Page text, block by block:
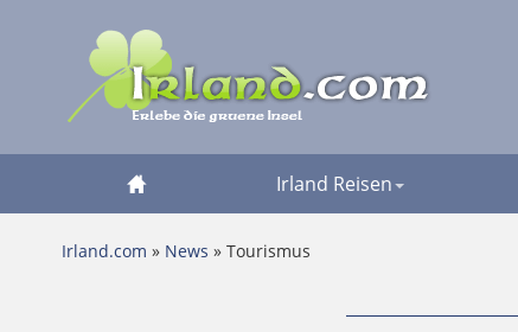
Irland Reisen
Irland.com » News » Tourismus